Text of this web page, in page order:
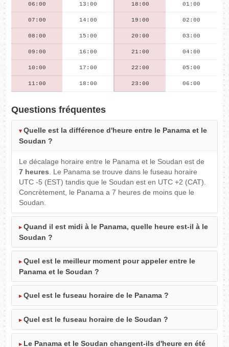
06:00 13:00 18:00 01:00
07:00 14:00 19:00 02:00
08:00 15:00 20:00 03:00
09:00 16:00 21:00 04:00
10:00 17:00 22:00 05:00
11:00 18:00 23:00 06:00
Questions fréquentes
Quelle est la différence d'heure entre le Panama et le
Soudan ?
Le décalage horaire entre le Panama et le Soudan est de
7 heures. Le Panama se trouve dans le fuseau horaire
UTC -5 (EST) tandis que le Soudan est en UTC +2 (CAT).
Concrètement, le Panama a 7 heures de moins que le
Soudan.
Quand il est midi à le Panama, quelle heure est-il à le
Soudan ?
Quel est le meilleur moment pour appeler entre le
Panama et le Soudan ?
Quel est le fuseau horaire de le Panama ?
Quel est le fuseau horaire de le Soudan ?
Le Panama et le Soudan changent-ils d'heure en été